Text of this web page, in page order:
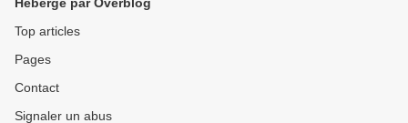
Top articles
Pages
Contact
Signaler un abus